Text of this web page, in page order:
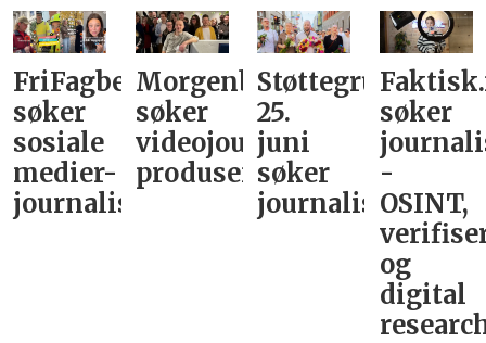
FriFagbevegelse
søker
sosiale
medier-
journalist
Morgenbladet
søker
videojournalist/podkast-
produsent
Støttegruppa
25.
juni
søker
journalist
søker
-
OSINT,
og
digital